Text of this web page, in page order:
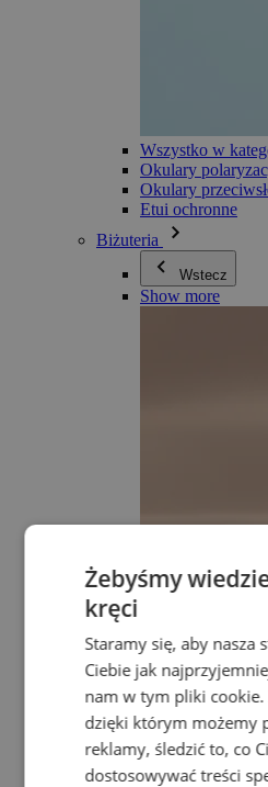
Wszystko w
Okulary
Okulary
Etui ochronne
Biżuteria
Wstecz
Show more
Żebyśmy
kręci
Staramy się, aby nasza
Ciebie jak
nam w tym pliki cookie.
dzięki którym możemy
reklamy, śledzić to, co
dostosowywać treści